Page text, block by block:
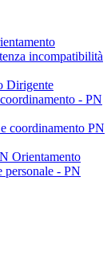
incompatibilità
Dirigente
- PN
coordinamento PN
Orientamento
personale - PN